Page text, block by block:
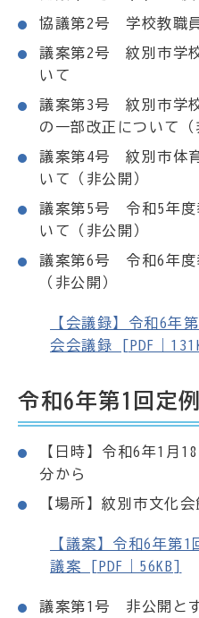
協議第2号 学校教職
議案第2号 紋別市学
いて
議案第3号 紋別市学
の一部改正について（
議案第4号 紋別市体
いて（非公開）
議案第5号 令和5年度
いて（非公開）
議案第6号 令和6年度
（非公開）
【会議録】令和6年
会会議録 [PDF｜
令和6年第1回定
【日時】令和6年1月
分から
【場所】紋別市文
【議案】令和6年第
議案 [PDF｜56KB]
議案第1号 非公開と